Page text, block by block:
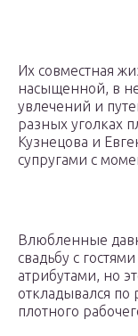
Их совместная
насыщенной, в
увлечений и
разных уголках
Кузнецова и
супругами с
Влюбленные
свадьбу с
атрибутами, но
откладывался
плотного